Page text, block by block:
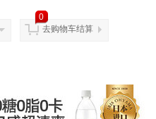
0
去购物车结算